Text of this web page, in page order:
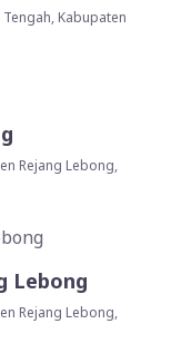
Tengah, Kabupaten
Rejang Lebong,
Lebong
Rejang Lebong,